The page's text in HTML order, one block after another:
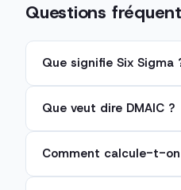
Questions
Que signifie Six Sigma
Que veut dire DMAIC ?
Comment calcule-t-on